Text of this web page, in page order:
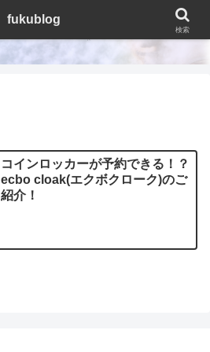
fukublog
コインロッカーが予約できる！？
ecbo cloak(エクボクローク)のご
紹介！
fukublog
検索